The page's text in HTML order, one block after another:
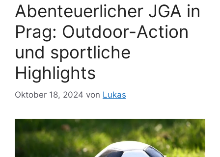
Abenteuerlicher JGA in
Prag: Outdoor-Action
und sportliche
Highlights
Oktober 18, 2024 von Lukas